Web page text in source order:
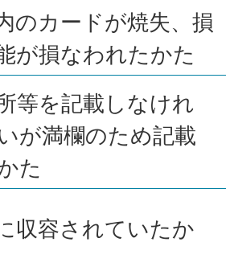
のカードが焼失、損
が損なわれたかた
等を記載しなけれ
が満欄のため記載
た
収容されていたか